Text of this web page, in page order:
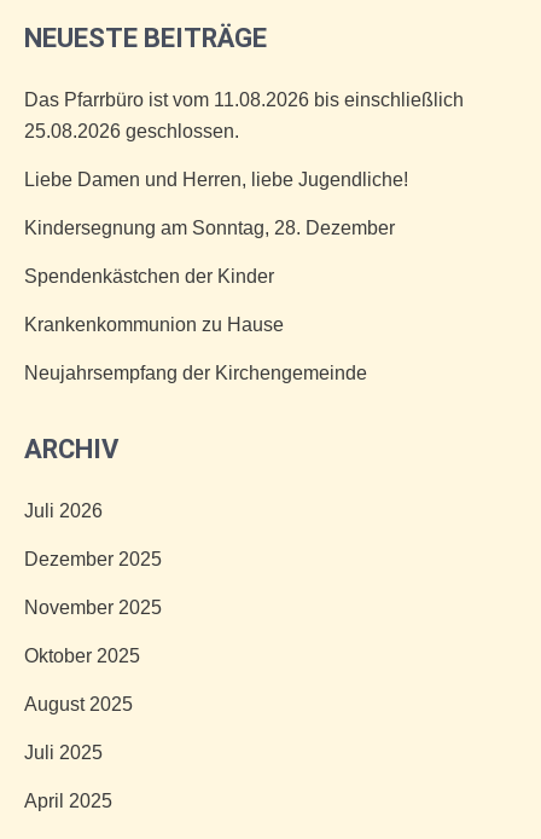
NEUESTE BEITRÄGE
Das Pfarrbüro ist vom 11.08.2026 bis einschließlich
25.08.2026 geschlossen.
Liebe Damen und Herren, liebe Jugendliche!
Kindersegnung am Sonntag, 28. Dezember
Spendenkästchen der Kinder
Krankenkommunion zu Hause
Neujahrsempfang der Kirchengemeinde
ARCHIV
Juli 2026
Dezember 2025
November 2025
Oktober 2025
August 2025
Juli 2025
April 2025